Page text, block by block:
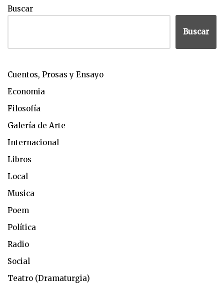
Buscar
Buscar
Cuentos, Prosas y Ensayo
Economia
Filosofía
Galería de Arte
Internacional
Libros
Local
Musica
Poem
Política
Radio
Social
Teatro (Dramaturgia)